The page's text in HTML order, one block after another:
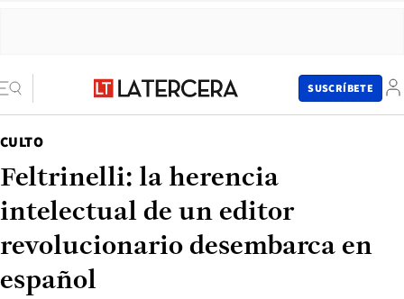
SUSCRÍBETE
CULTO
Feltrinelli: la herencia
intelectual de un editor
revolucionario desembarca en
español